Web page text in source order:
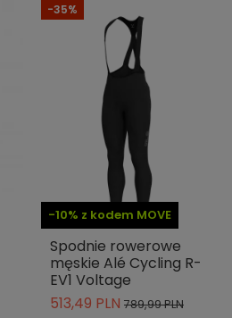
-10% z kodem MOVE
-35%
Spodnie rowerowe
męskie Alé Cycling R-
EV1 Voltage
513,49 PLN 789,99 PLN